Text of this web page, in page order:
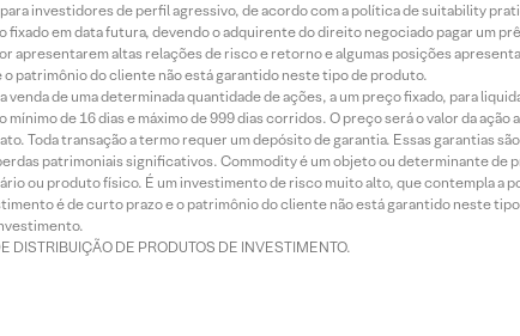
investidores de perfil agressivo, de acordo com a política de suitability
em data futura, devendo o adquirente do direito negociado pagar um
apresentarem altas relações de risco e retorno e algumas posições
patrimônio do cliente não está garantido neste tipo de produto.
de uma determinada quantidade de ações, a um preço fixado, para
de 16 dias e máximo de 999 dias corridos. O preço será o valor da
Toda transação a termo requer um depósito de garantia. Essas garantias
patrimoniais significativos. Commodity é um objeto ou determinante
ou produto físico. É um investimento de risco muito alto, que contempla a
é de curto prazo e o patrimônio do cliente não está garantido neste
DISTRIBUIÇÃO DE PRODUTOS DE INVESTIMENTO.